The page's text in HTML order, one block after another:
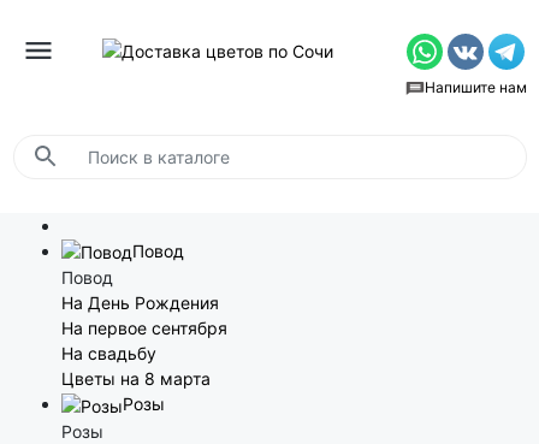
Напишите нам
Повод
Повод
На День Рождения
На первое сентября
На свадьбу
Цветы на 8 марта
Розы
Розы